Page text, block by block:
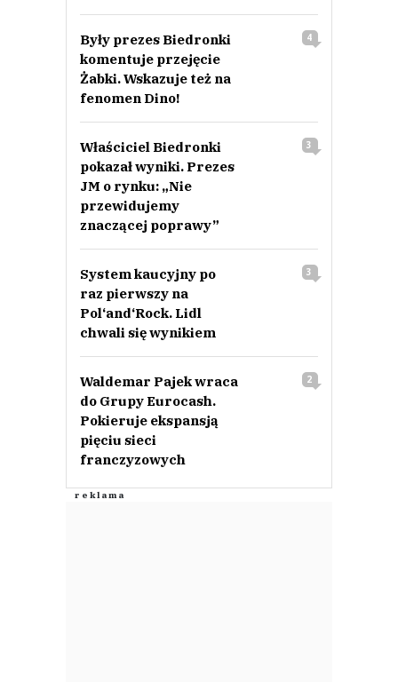
Były prezes Biedronki
komentuje przejęcie
Żabki. Wskazuje też na
fenomen Dino!
4
Właściciel Biedronki
pokazał wyniki. Prezes
JM o rynku: „Nie
przewidujemy
znaczącej poprawy”
3
System kaucyjny po
raz pierwszy na
Pol‘and‘Rock. Lidl
chwali się wynikiem
3
Waldemar Pajek wraca
do Grupy Eurocash.
Pokieruje ekspansją
pięciu sieci
franczyzowych
2